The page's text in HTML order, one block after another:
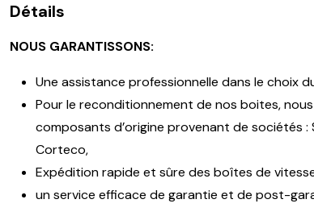
Détails
NOUS GARANTISSONS:
Une assistance professionnelle dans le choix
Pour le reconditionnement de nos boites,
composants d’origine provenant de sociétés :
Corteco,
Expédition rapide et sûre des boîtes de
un service efficace de garantie et de post-